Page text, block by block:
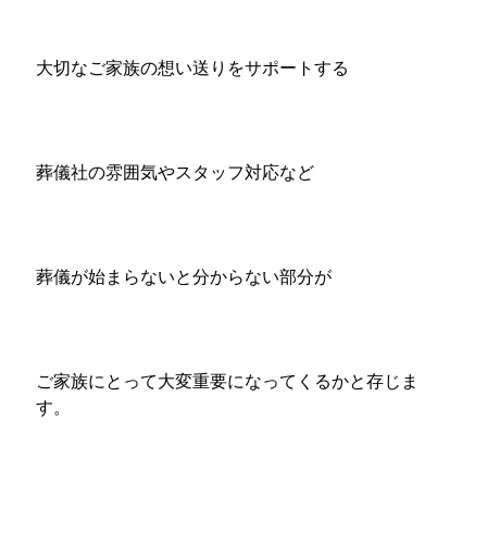
大切なご家族の想い送りをサポートする
葬儀社の雰囲気やスタッフ対応など
葬儀が始まらないと分からない部分が
ご家族にとって大変重要になってくるかと存じま
す。